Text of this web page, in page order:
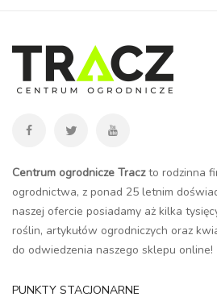
Centrum ogrodnicze Traczto rodzinna
ogrodnictwa, z ponad 25 letnim
naszej ofercie posiadamy aż kilka
roślin, artykułów ogrodniczych oraz
do odwiedzenia naszego sklepu online!
PUNKTY STACJONARNE